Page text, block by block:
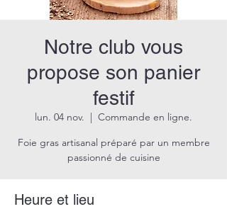
Notre club vous
propose son panier
festif
lun. 04 nov.
  |
Commande en ligne.
Foie gras artisanal préparé par un membre
Heure et lieu